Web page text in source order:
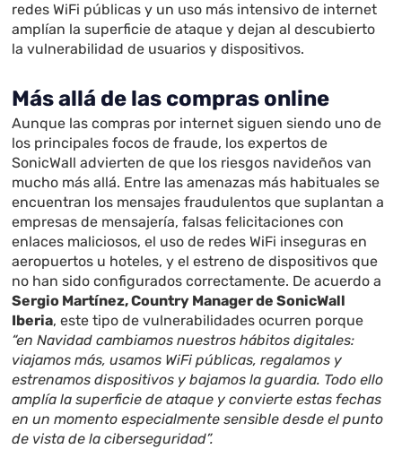
redes WiFi públicas y un uso más intensivo de internet
amplían la superficie de ataque y dejan al descubierto
la vulnerabilidad de usuarios y dispositivos.
Más allá de las compras online
Aunque las compras por internet siguen siendo uno de
los principales focos de fraude, los expertos de
SonicWall advierten de que los riesgos navideños van
mucho más allá. Entre las amenazas más habituales se
encuentran los mensajes fraudulentos que suplantan a
empresas de mensajería, falsas felicitaciones con
enlaces maliciosos, el uso de redes WiFi inseguras en
aeropuertos u hoteles, y el estreno de dispositivos que
no han sido configurados correctamente. De acuerdo a
Sergio Martínez, Country Manager de SonicWall
Iberia, este tipo de vulnerabilidades ocurren porque
“en Navidad cambiamos nuestros hábitos digitales:
viajamos más, usamos WiFi públicas, regalamos y
estrenamos dispositivos y bajamos la guardia. Todo ello
amplía la superficie de ataque y convierte estas fechas
en un momento especialmente sensible desde el punto
de vista de la ciberseguridad”.